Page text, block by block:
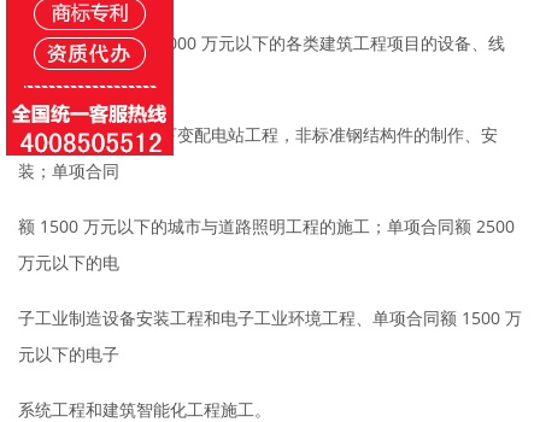
可承担单项合同额 2000 万元以下的各类建筑工程项目的设备、线
的安装，10 千伏以下变配电站工程，非标准钢结构件的制作、安
装；单项合同
额 1500 万元以下的城市与道路照明工程的施工；单项合同额 2500
万元以下的电
子工业制造设备安装工程和电子工业环境工程、单项合同额 1500 万
元以下的电子
系统工程和建筑智能化工程施工。